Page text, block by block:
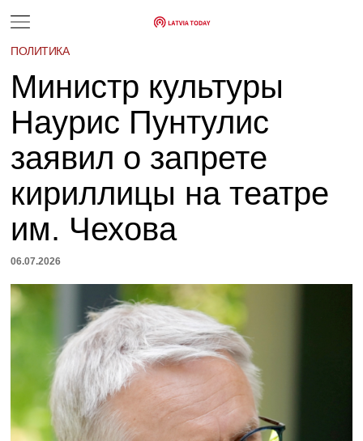
ПОЛИТИКА
Министр культуры
Наурис Пунтулис
заявил о запрете
кириллицы на театре
им. Чехова
06.07.2026